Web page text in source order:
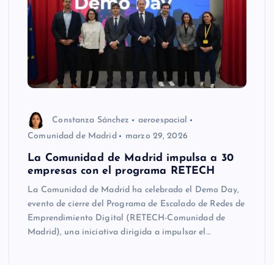
Constanza Sánchez
aeroespacial
Comunidad de Madrid
marzo 29, 2026
La Comunidad de Madrid impulsa a 30
empresas con el programa RETECH
La Comunidad de Madrid ha celebrado el Demo Day,
evento de cierre del Programa de Escalado de Redes de
Emprendimiento Digital (RETECH-Comunidad de
Madrid), una iniciativa dirigida a impulsar el…